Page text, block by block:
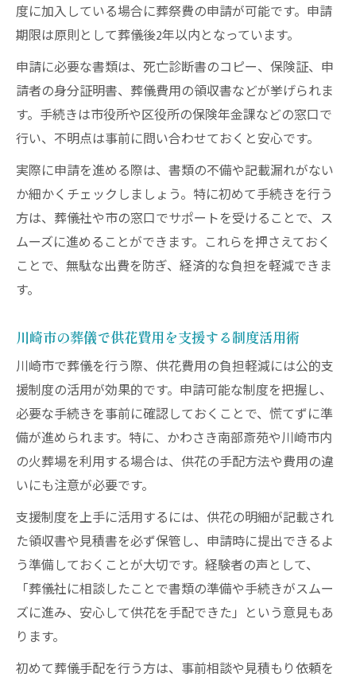
度に加入している場合に葬祭費の申請が可能です。申請
期限は原則として葬儀後2年以内となっています。
申請に必要な書類は、死亡診断書のコピー、保険証、申
請者の身分証明書、葬儀費用の領収書などが挙げられま
す。手続きは市役所や区役所の保険年金課などの窓口で
行い、不明点は事前に問い合わせておくと安心です。
実際に申請を進める際は、書類の不備や記載漏れがない
か細かくチェックしましょう。特に初めて手続きを行う
方は、葬儀社や市の窓口でサポートを受けることで、ス
ムーズに進めることができます。これらを押さえておく
ことで、無駄な出費を防ぎ、経済的な負担を軽減できま
す。
川崎市の葬儀で供花費用を支援する制度活用術
川崎市で葬儀を行う際、供花費用の負担軽減には公的支
援制度の活用が効果的です。申請可能な制度を把握し、
必要な手続きを事前に確認しておくことで、慌てずに準
備が進められます。特に、かわさき南部斎苑や川崎市内
の火葬場を利用する場合は、供花の手配方法や費用の違
いにも注意が必要です。
支援制度を上手に活用するには、供花の明細が記載され
た領収書や見積書を必ず保管し、申請時に提出できるよ
う準備しておくことが大切です。経験者の声として、
「葬儀社に相談したことで書類の準備や手続きがスムー
ズに進み、安心して供花を手配できた」という意見もあ
ります。
初めて葬儀手配を行う方は、事前相談や見積もり依頼を